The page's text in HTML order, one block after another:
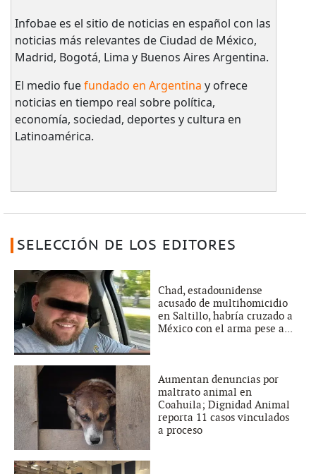
Infobae es el sitio de noticias en español con las
noticias más relevantes de Ciudad de México,
Madrid, Bogotá, Lima y Buenos Aires Argentina.
El medio fuefundado en Argentina y ofrece
noticias en tiempo real sobre política,
economía, sociedad, deportes y cultura en
Latinoamérica.
SELECCIÓN DE LOS EDITORES
Chad, estadounidense
acusado de multihomicidio
en Saltillo, habría cruzado a
México con el arma pese a...
Aumentan denuncias por
maltrato animal en
Coahuila; Dignidad Animal
reporta 11 casos vinculados
a proceso